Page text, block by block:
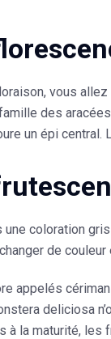
vous
des
un épi central.
coloration
de
appelés
deliciosa
à la maturité, les